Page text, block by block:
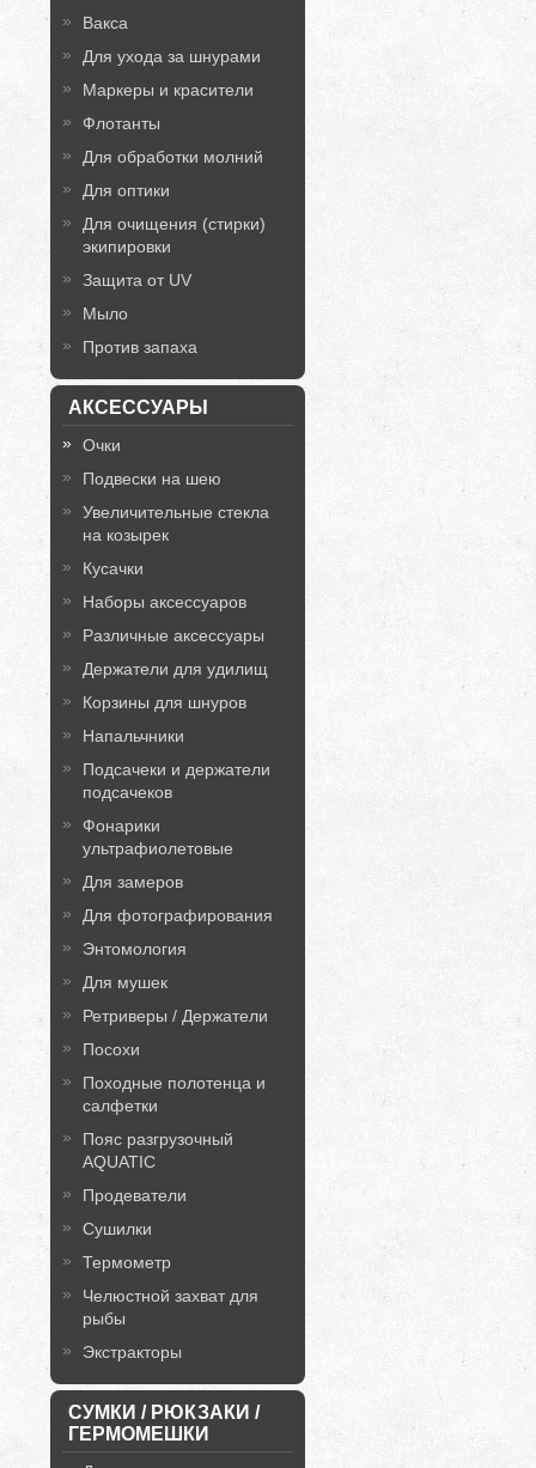
Вакса
Для ухода за шнурами
Маркеры и красители
Флотанты
Для обработки молний
Для оптики
Для очищения (стирки)
экипировки
Защита от UV
Мыло
Против запаха
АКСЕССУАРЫ
Очки
Подвески на шею
Увеличительные стекла
на козырек
Кусачки
Наборы аксессуаров
Различные аксессуары
Держатели для удилищ
Корзины для шнуров
Напальчники
Подсачеки и держатели
подсачеков
Фонарики
ультрафиолетовые
Для замеров
Для фотографирования
Энтомология
Для мушек
Ретриверы / Держатели
Посохи
Походные полотенца и
салфетки
Пояс разгрузочный
AQUATIC
Продеватели
Сушилки
Термометр
Челюстной захват для
рыбы
Экстракторы
СУМКИ / РЮКЗАКИ /
ГЕРМОМЕШКИ